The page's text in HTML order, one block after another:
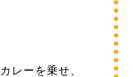
レーを乗せ、